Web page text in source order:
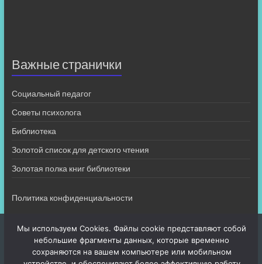
Важные странички
Социальный педагог
Советы психолога
Библиотека
Золотой список для детского чтения
Золотая полка книг библиотеки
Политика конфиденциальности
Мы используем Cookies. Файлы cookie представляют собой
небольшие фрагменты данных, которые временно
сохраняются на вашем компьютере или мобильном